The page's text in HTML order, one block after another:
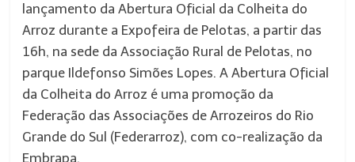
lançamento da Abertura Oficial da Colheita do
Arroz durante a Expofeira de Pelotas, a partir das
16h, na sede da Associação Rural de Pelotas, no
parque Ildefonso Simões Lopes. A Abertura Oficial
da Colheita do Arroz é uma promoção da
Federação das Associações de Arrozeiros do Rio
Grande do Sul (Federarroz), com co-realização da
Embrapa.